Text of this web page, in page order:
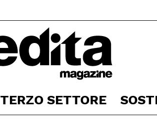
Inedita
TERZO SETTORE